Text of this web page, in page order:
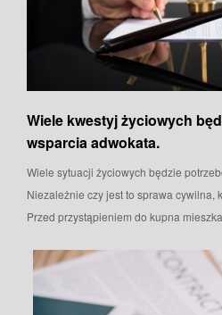
Wiele kwestyj życiowych
wsparcia adwokata.
Wiele sytuacji życiowych będzie
Niezależnie czy jest to sprawa cywilna,
Przed przystąpieniem do kupna